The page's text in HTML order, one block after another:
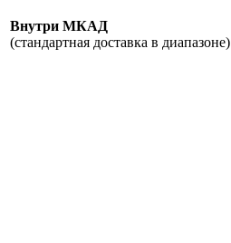
Внутри МКАД
(стандартная доставка в диапазоне)